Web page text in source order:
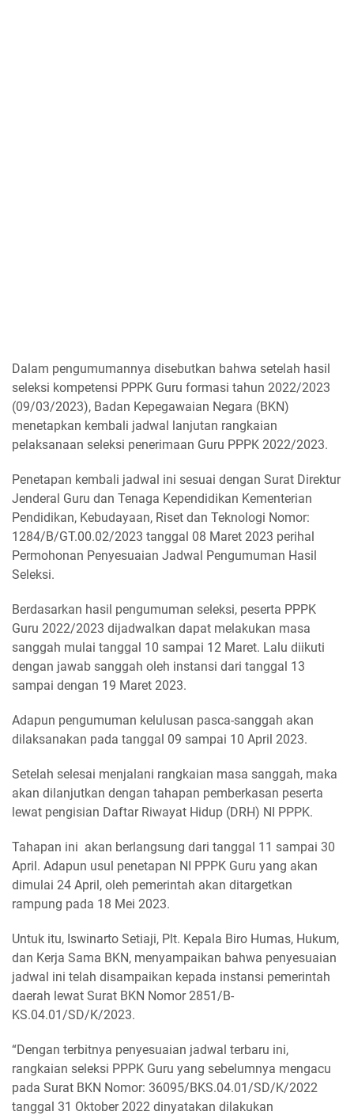
Dalam pengumumannya disebutkan bahwa setelah hasil
seleksi kompetensi PPPK Guru formasi tahun 2022/2023
(09/03/2023), Badan Kepegawaian Negara (BKN)
menetapkan kembali jadwal lanjutan rangkaian
pelaksanaan seleksi penerimaan Guru PPPK 2022/2023.
Penetapan kembali jadwal ini sesuai dengan Surat Direktur
Jenderal Guru dan Tenaga Kependidikan Kementerian
Pendidikan, Kebudayaan, Riset dan Teknologi Nomor:
1284/B/GT.00.02/2023 tanggal 08 Maret 2023 perihal
Permohonan Penyesuaian Jadwal Pengumuman Hasil
Seleksi.
Berdasarkan hasil pengumuman seleksi, peserta PPPK
Guru 2022/2023 dijadwalkan dapat melakukan masa
sanggah mulai tanggal 10 sampai 12 Maret. Lalu diikuti
dengan jawab sanggah oleh instansi dari tanggal 13
sampai dengan 19 Maret 2023.
Adapun pengumuman kelulusan pasca-sanggah akan
dilaksanakan pada tanggal 09 sampai 10 April 2023.
Setelah selesai menjalani rangkaian masa sanggah, maka
akan dilanjutkan dengan tahapan pemberkasan peserta
lewat pengisian Daftar Riwayat Hidup (DRH) NI PPPK.
Tahapan ini akan berlangsung dari tanggal 11 sampai 30
April. Adapun usul penetapan NI PPPK Guru yang akan
dimulai 24 April, oleh pemerintah akan ditargetkan
rampung pada 18 Mei 2023.
Untuk itu, Iswinarto Setiaji, Plt. Kepala Biro Humas, Hukum,
dan Kerja Sama BKN, menyampaikan bahwa penyesuaian
jadwal ini telah disampaikan kepada instansi pemerintah
daerah lewat Surat BKN Nomor 2851/B-
KS.04.01/SD/K/2023.
“Dengan terbitnya penyesuaian jadwal terbaru ini,
rangkaian seleksi PPPK Guru yang sebelumnya mengacu
pada Surat BKN Nomor: 36095/BKS.04.01/SD/K/2022
tanggal 31 Oktober 2022 dinyatakan dilakukan